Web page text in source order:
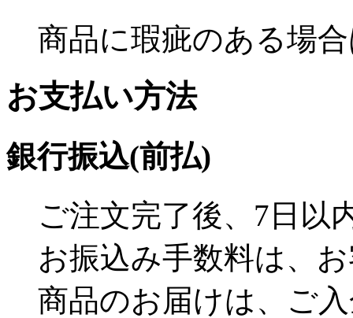
商品に瑕疵のある場
お支払い方法
銀行振込(前払)
ご注文完了後、7日以
お振込み手数料は、
商品のお届けは、ご